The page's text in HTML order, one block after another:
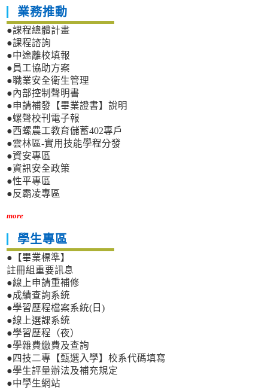
業務推動
●課程總體計畫
●課程諮詢
●中途離校填報
●員工協助方案
●職業安全衛生管理
●內部控制聲明書
●申請補發【畢業證書】說明
●螺聲校刊電子報
●西螺農工教育儲蓄402專戶
●雲林區-實用技能學程分發
●資安專區
●資訊安全政策
●性平專區
●反霸凌專區
more
學生專區
●【畢業標準】
註冊組重要訊息
●線上申請重補修
●成績查詢系統
●學習歷程檔案系統(日)
●線上選課系統
●學習歷程（夜）
●學雜費繳費及查詢
●四技二專【甄選入學】校系代碼填寫
●學生評量辦法及補充規定
●中學生網站